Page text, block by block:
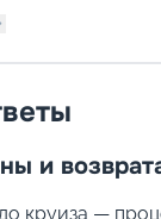
и
круиза —